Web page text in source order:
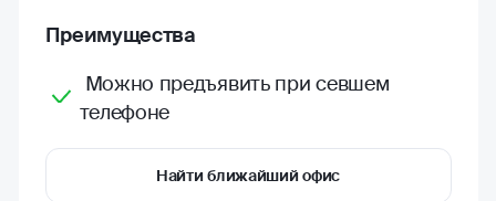
Преимущества
Можно предъявить при севшем
телефоне
Найти ближайший офис